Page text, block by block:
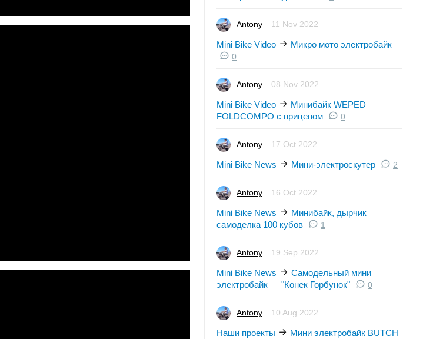
Antony 11 Nov 2022
Mini Bike Video Микро мото электробайк
0
Antony 08 Nov 2022
Mini Bike Video
Минибайк WEPED
FOLDCOMPO с прицепом
0
Antony 17 Oct 2022
Mini Bike News Мини-электроскутер 2
Antony 16 Oct 2022
Mini Bike News
Минибайк, дырчик
самоделка 100 кубов
1
Antony 19 Sep 2022
Mini Bike News
Самодельный мини
электробайк — "Конек Горбунок"
0
Antony 10 Aug 2022
Наши проекты
Мини электробайк BUTCH